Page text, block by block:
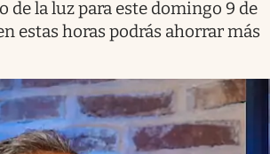
de la luz para este domingo 9 de
estas horas podrás ahorrar más